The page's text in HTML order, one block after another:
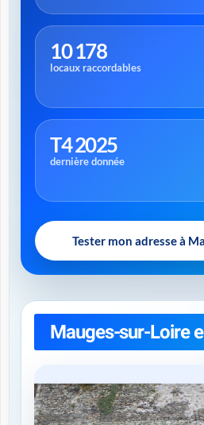
10 178
locaux raccordables
T4 2025
dernière donnée
Tester mon adresse à
Mauges-sur-Loire